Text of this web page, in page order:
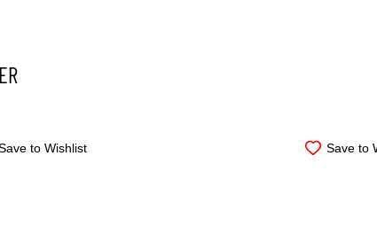
to Wishlist Save to